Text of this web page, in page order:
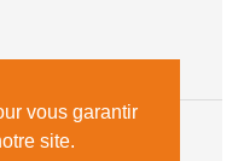
vous garantir
site.